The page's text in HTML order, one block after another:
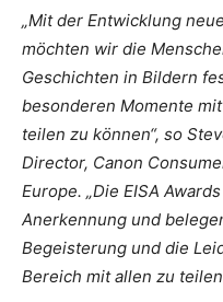
„Mit der Entwicklung
möchten wir die
Geschichten in Bildern
besonderen Momente
teilen zu können“, so
Director, Canon
Europe. „Die EISA
Anerkennung und
Begeisterung und die
Bereich mit allen zu